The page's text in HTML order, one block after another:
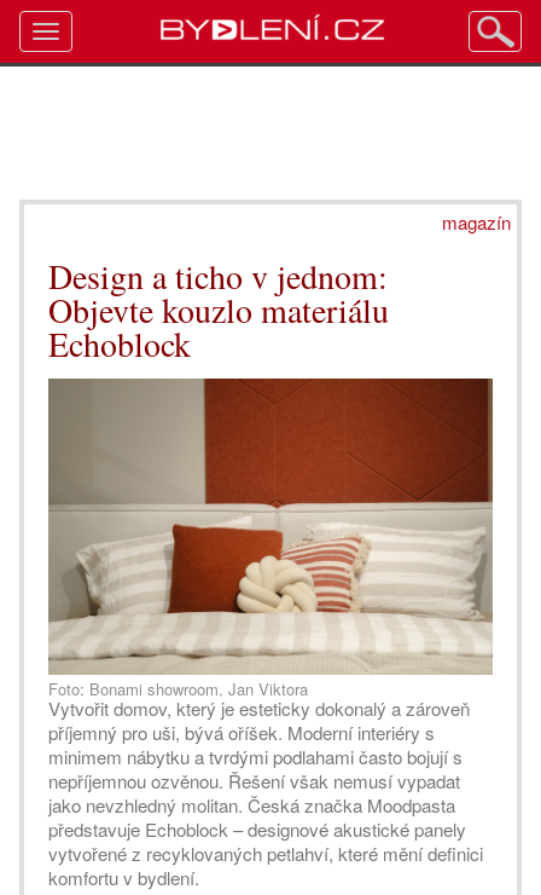
magazín
Design a ticho v jednom:
Objevte kouzlo materiálu
Echoblock
Foto: Bonami showroom, Jan Viktora
Vytvořit domov, který je esteticky dokonalý a zároveň
příjemný pro uši, bývá oříšek. Moderní interiéry s
minimem nábytku a tvrdými podlahami často bojují s
nepříjemnou ozvěnou. Řešení však nemusí vypadat
jako nevzhledný molitan. Česká značka Moodpasta
představuje Echoblock – designové akustické panely
vytvořené z recyklovaných petlahví, které mění definici
komfortu v bydlení.
Toggle
navigation